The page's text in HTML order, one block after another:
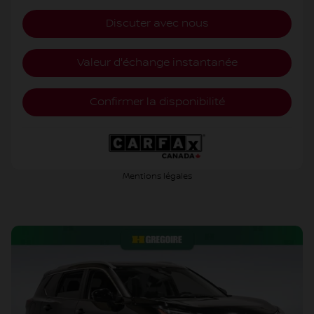
Discuter avec nous
Valeur d'échange instantanée
Confirmer la disponibilité
Mentions légales